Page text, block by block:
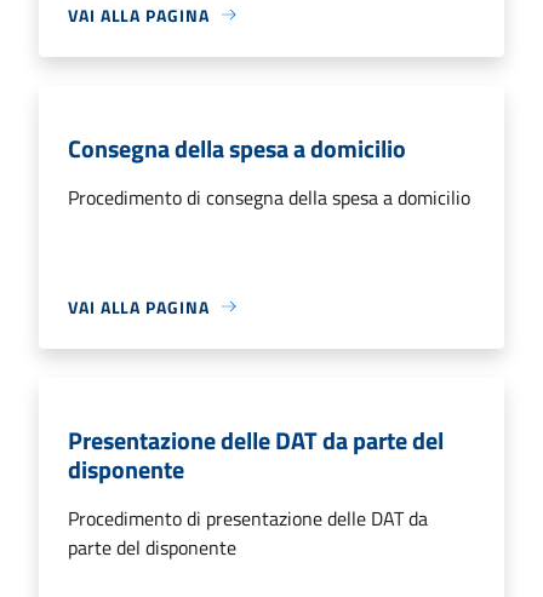
VAI ALLA PAGINA
Consegna della spesa a domicilio
Procedimento di consegna della spesa a domicilio
VAI ALLA PAGINA
Presentazione delle DAT da parte del
disponente
Procedimento di presentazione delle DAT da
parte del disponente